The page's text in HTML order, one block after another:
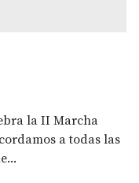
la II Marcha
a todas las